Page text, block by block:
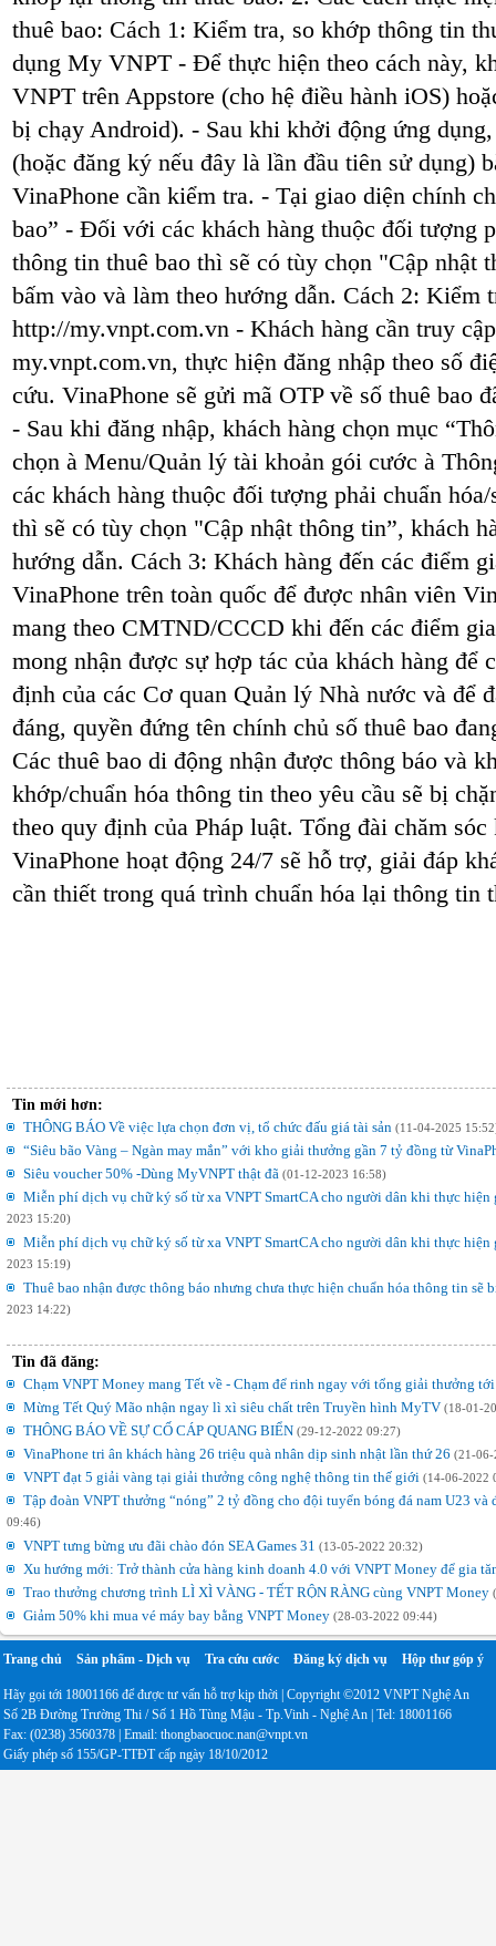
thuê bao: Cách 1: Kiểm tra, so khớp thông tin
dụng My VNPT - Để thực hiện theo cách này,
VNPT trên Appstore (cho hệ điều hành iOS)
bị chạy Android). - Sau khi khởi động ứng
(hoặc đăng ký nếu đây là lần đầu tiên sử dụng)
VinaPhone cần kiểm tra. - Tại giao diện chính
bao” - Đối với các khách hàng thuộc đối tượng
thông tin thuê bao thì sẽ có tùy chọn "Cập nhật
bấm vào và làm theo hướng dẫn. Cách 2: Kiểm
http://my.vnpt.com.vn - Khách hàng cần truy
my.vnpt.com.vn, thực hiện đăng nhập theo số
cứu. VinaPhone sẽ gửi mã OTP về số thuê bao
- Sau khi đăng nhập, khách hàng chọn mục
chọn à Menu/Quản lý tài khoản gói cước à
các khách hàng thuộc đối tượng phải chuẩn
thì sẽ có tùy chọn "Cập nhật thông tin”, khách
hướng dẫn. Cách 3: Khách hàng đến các điểm
VinaPhone trên toàn quốc để được nhân viên
mang theo CMTND/CCCD khi đến các điểm
mong nhận được sự hợp tác của khách hàng để
định của các Cơ quan Quản lý Nhà nước và để
đáng, quyền đứng tên chính chủ số thuê bao
Các thuê bao di động nhận được thông báo và
khớp/chuẩn hóa thông tin theo yêu cầu sẽ bị
theo quy định của Pháp luật. Tổng đài chăm
VinaPhone hoạt động 24/7 sẽ hỗ trợ, giải đáp
cần thiết trong quá trình chuẩn hóa lại thông tin
Tin mới hơn:
THÔNG BÁO Về việc lựa chọn đơn vị, tổ chức đấu giá tài sản (11-04-2025
“Siêu bão Vàng – Ngàn may mắn” với kho giải thưởng gần 7 tỷ đồng từ
Siêu voucher 50% -Dùng MyVNPT thật đã (01-12-2023 16:58)
Miễn phí dịch vụ chữ ký số từ xa VNPT SmartCA cho người dân khi thực
2023 15:20)
Miễn phí dịch vụ chữ ký số từ xa VNPT SmartCA cho người dân khi thực
2023 15:19)
Thuê bao nhận được thông báo nhưng chưa thực hiện chuẩn hóa thông tin
2023 14:22)
Tin đã đăng:
Chạm VNPT Money mang Tết về - Chạm để rinh ngay với tổng giải thưởng
Mừng Tết Quý Mão nhận ngay lì xì siêu chất trên Truyền hình MyTV (18-01-
THÔNG BÁO VỀ SỰ CỐ CÁP QUANG BIỂN (29-12-2022 09:27)
VinaPhone tri ân khách hàng 26 triệu quà nhân dịp sinh nhật lần thứ 26 (21-06-
VNPT đạt 5 giải vàng tại giải thưởng công nghệ thông tin thế giới (14-06-2022
Tập đoàn VNPT thưởng “nóng” 2 tỷ đồng cho đội tuyển bóng đá nam U23
09:46)
VNPT tưng bừng ưu đãi chào đón SEA Games 31 (13-05-2022 20:32)
Xu hướng mới: Trở thành cửa hàng kinh doanh 4.0 với VNPT Money để gia
Trao thưởng chương trình LÌ XÌ VÀNG - TẾT RỘN RÀNG cùng VNPT Money
Giảm 50% khi mua vé máy bay bằng VNPT Money (28-03-2022 09:44)
Trang chủ Sản phẩm - Dịch vụ Tra cứu cước Đăng ký dịch vụ Hộp thư góp ý
Hãy gọi tới 18001166 để được tư vấn hỗ trợ kịp thời | Copyright ©2012 VNPT Nghệ An
Số 2B Đường Trường Thi / Số 1 Hồ Tùng Mậu - Tp.Vinh - Nghệ An | Tel: 18001166
Fax: (0238) 3560378 | Email: thongbaocuoc.nan@vnpt.vn
Giấy phép số 155/GP-TTĐT cấp ngày 18/10/2012